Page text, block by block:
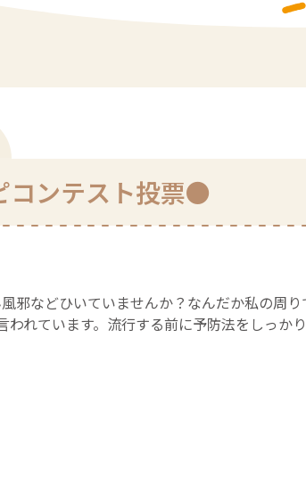
ンテスト投票●
邪などひいていませんか？なんだか私の周
れています。流行する前に予防法をしっか